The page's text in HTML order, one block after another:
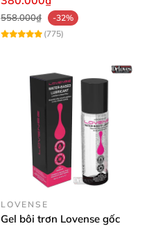
558.000₫
-32%
(775)
LOVENSE
Gel bôi trơn Lovense gốc